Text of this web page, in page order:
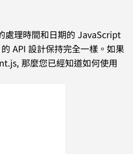
處理時間和日期的 JavaScript
API 設計保持完全一樣。如果
那麼您已經知道如何使用